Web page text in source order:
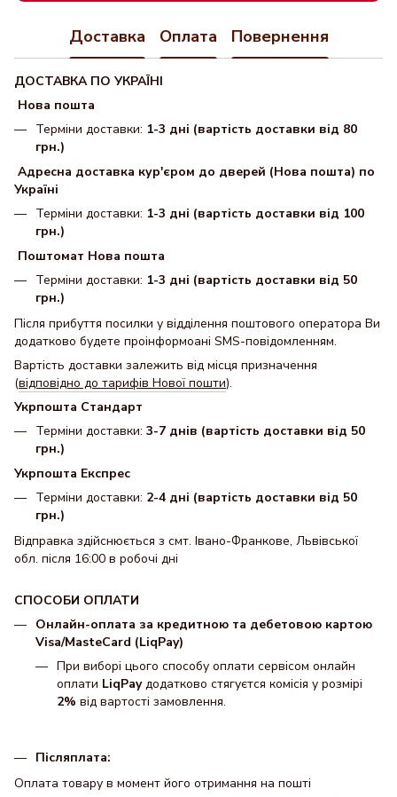
Доставка Оплата Повернення
ДОСТАВКА ПО УКРАЇНІ
Нова пошта
Терміни доставки: 1-3 дні (вартість доставки від 80
грн.)
Адресна доставка кур'єром до дверей (Нова пошта) по
Україні
Терміни доставки: 1-3 дні (вартість доставки від 100
грн.)
Поштомат Нова пошта
Терміни доставки: 1-3 дні (вартість доставки від 50
грн.)
Після прибуття посилки у відділення поштового оператора Ви
додатково будете проінформоані SMS-повідомленням.
Вартість доставки залежить від місця призначення
(відповідно до тарифів Нової пошти).
Укрпошта Стандарт
Терміни доставки: 3-7 днів (вартість доставки від 50
грн.)
Укрпошта Експрес
Терміни доставки: 2-4 дні (вартість доставки від 50
грн.)
Відправка здійснюється з смт. Івано-Франкове, Львівської
обл. після 16:00 в робочі дні
СПОСОБИ ОПЛАТИ
Онлайн-оплата за кредитною та дебетовою картою
Visa/MasteCard (LiqPay)
При виборі цього способу оплати сервісом онлайн
оплати LiqPayдодатково стягуєтся комісія у розмірі
2% від вартості замовлення.
Післяплата:
Оплата товару в момент його отримання на пошті